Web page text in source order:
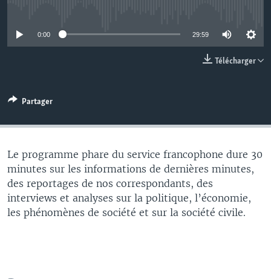
0:00 29:59
Télécharger
Partager
Le programme phare du service francophone dure 30
minutes sur les informations de dernières minutes,
des reportages de nos correspondants, des
interviews et analyses sur la politique, l’économie,
les phénomènes de société et sur la société civile.